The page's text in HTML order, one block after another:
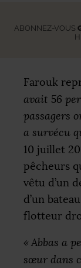
ABONNEZ-VOUS
Farouk
avait 56
passagers
a survécu
10 juillet
pêcheurs
vêtu d’un
d’un
flotteur
« Abbas a
sœur dans